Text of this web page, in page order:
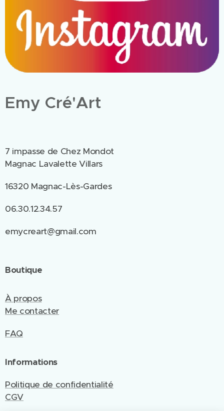
Emy Cré'Art
7 impasse de Chez Mondot
Magnac Lavalette Villars
16320 Magnac-Lès-Gardes
06.30.12.34.57
emycreart@gmail.com
Boutique
À propos
Me contacter
FAQ
Informations
Politique de confidentialité
CGV